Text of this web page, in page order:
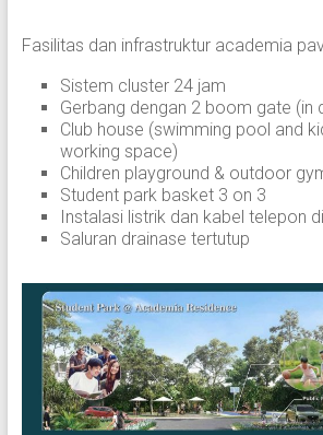
Fasilitas dan infrastruktur academia
Sistem cluster 24 jam
Gerbang dengan 2 boom gate (in
Club house (swimming pool and
working space)
Children playground & outdoor
Student park basket 3 on 3
Instalasi listrik dan kabel telepon
Saluran drainase tertutup